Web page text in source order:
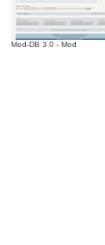
Mod-DB 3.0 - Mod